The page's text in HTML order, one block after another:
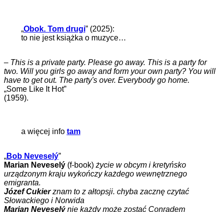
„Obok. Tom drugi” (2025):
to nie jest książka o muzyce…
– This is a private party. Please go away. This is a party for
two. Will you girls go away and form your own party? You will
have to get out. The party's over. Everybody go home.
„Some Like It Hot”
(1959).
a więcej info tam
„Bob Neveselý”
Marian Neveselý (f-book) życie w obcym i kretyńsko
urządzonym kraju wykończy każdego wewnętrznego
emigranta.
Józef Cukierznam to z ałtopsji. chyba zacznę czytać
Słowackiego i Norwida
Marian Neveselýnie każdy może zostać Conradem